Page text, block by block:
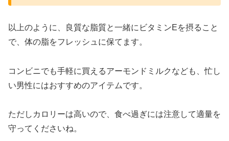
以上のように、良質な脂質と一緒にビタミンEを摂ること
で、体の脂をフレッシュに保てます。
コンビニでも手軽に買えるアーモンドミルクなども、忙し
い男性にはおすすめのアイテムです。
ただしカロリーは高いので、食べ過ぎには注意して適量を
守ってくださいね。